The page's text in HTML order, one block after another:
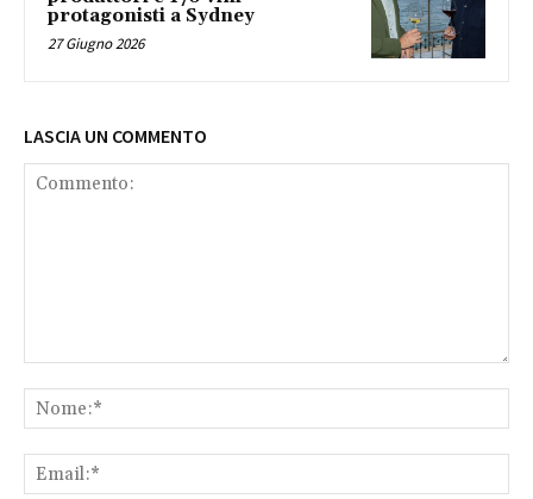
protagonisti a Sydney
27 Giugno 2026
LASCIA UN COMMENTO